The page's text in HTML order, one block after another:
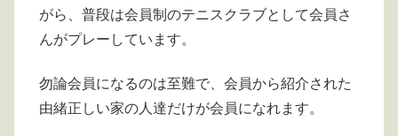
がら、普段は会員制のテニスクラブとして会員さ
んがプレーしています。
勿論会員になるのは至難で、会員から紹介された
由緒正しい家の人達だけが会員になれます。